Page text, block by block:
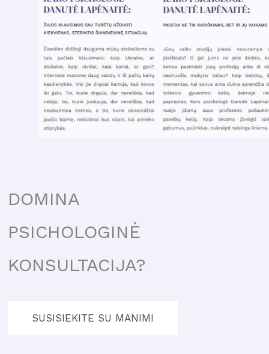
DOMINA
PSICHOLOGINĖ
KONSULTACIJA?
SUSISIEKITE SU MANIMI